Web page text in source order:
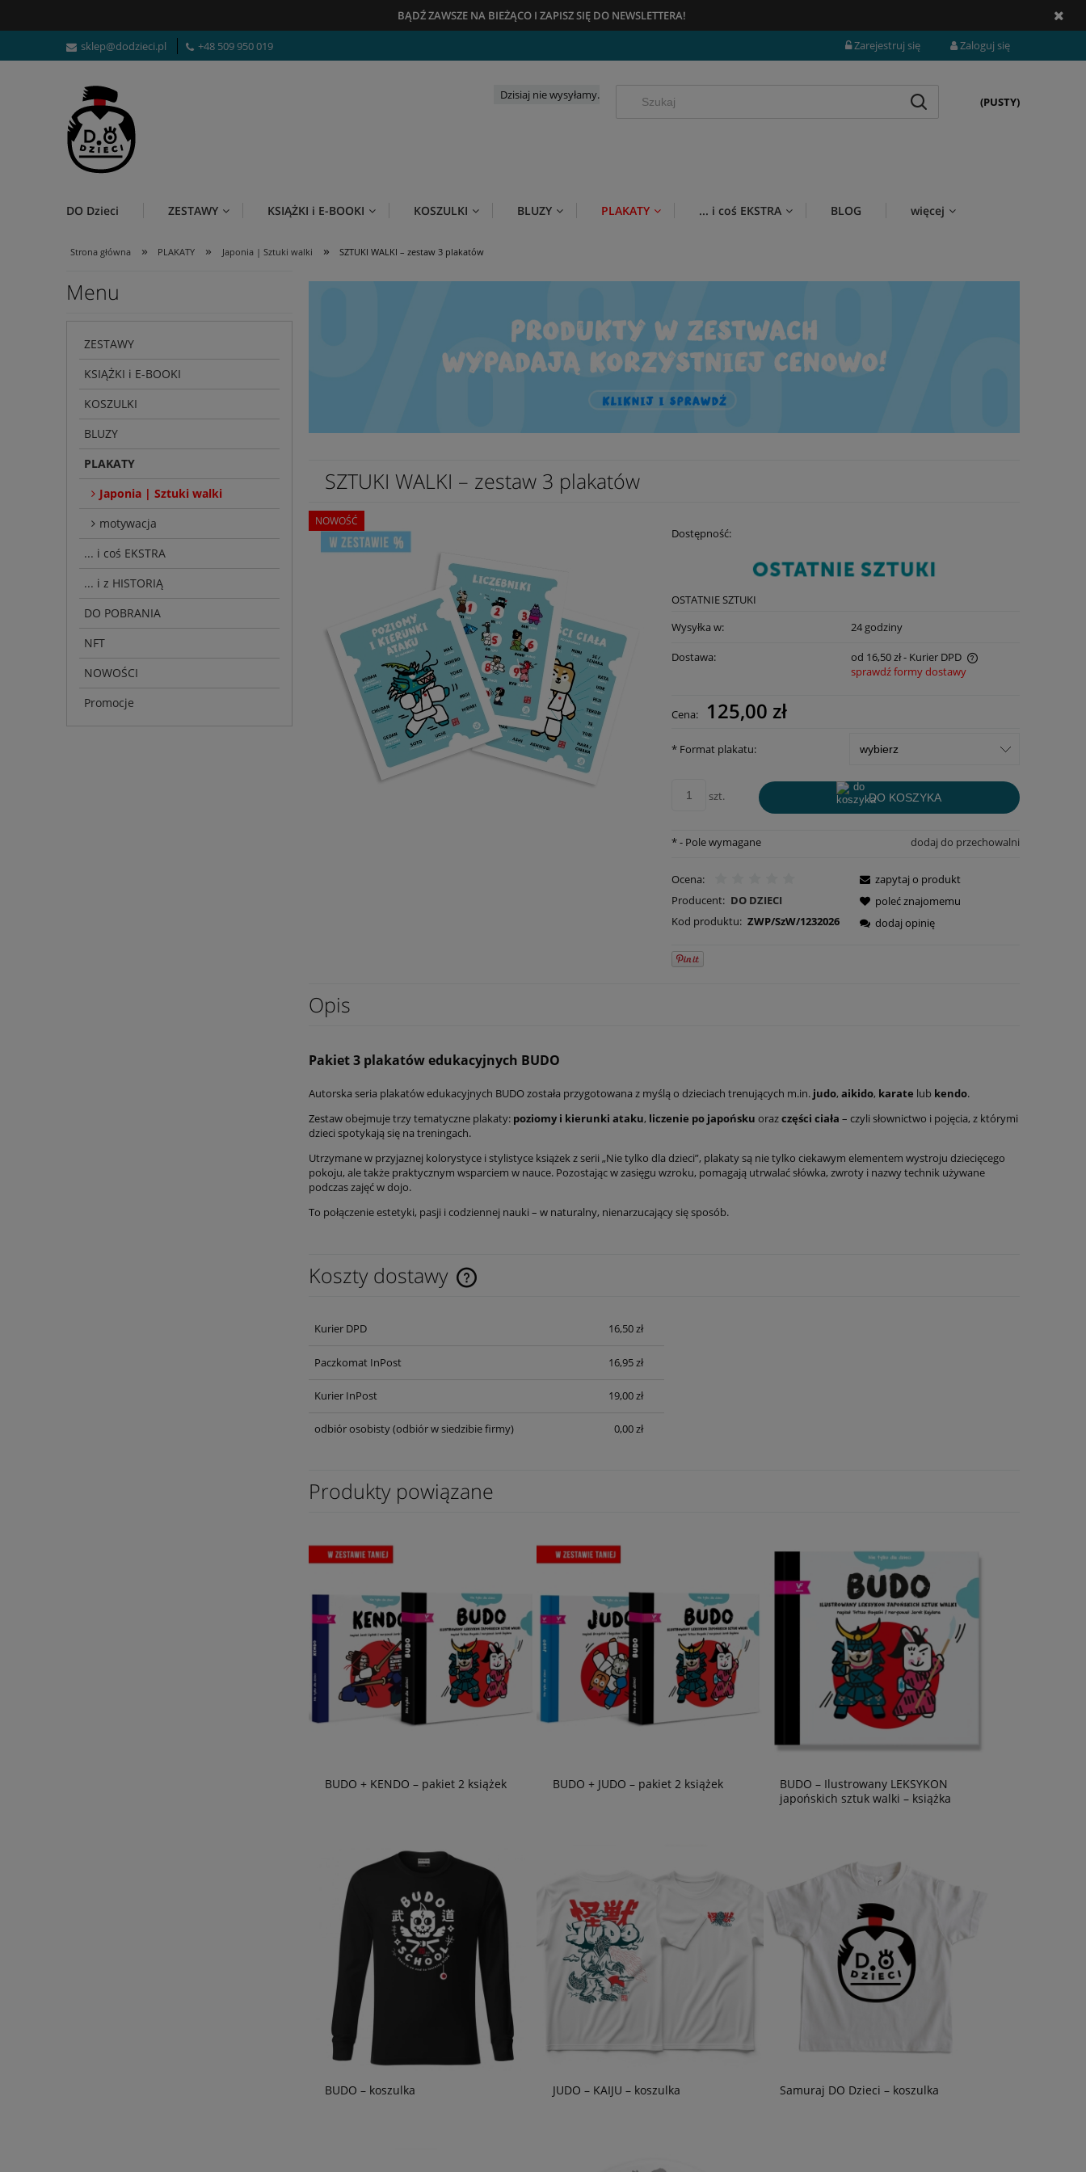
BĄDŹ ZAWSZE NA BIEŻĄCO I ZAPISZ SIĘ DO NEWSLETTERA!
sklep@dodzieci.pl +48 509 950 019 Zarejestruj się Zaloguj się
(PUSTY)
Dzisiaj nie wysyłamy.
DO Dzieci ZESTAWY KSIĄŻKI i E-BOOKI KOSZULKI BLUZY PLAKATY ... i coś EKSTRA BLOG więcej
Strona główna » PLAKATY » Japonia | Sztuki walki » SZTUKI WALKI – zestaw 3 plakatów
Menu
ZESTAWY
KSIĄŻKI i E-BOOKI
KOSZULKI
BLUZY
PLAKATY
Japonia | Sztuki walki
motywacja
... i coś EKSTRA
... i z HISTORIĄ
DO POBRANIA
NFT
NOWOŚCI
Promocje
SZTUKI WALKI – zestaw 3 plakatów
NOWOŚĆ
Dostępność:
OSTATNIE SZTUKI
Wysyłka w:
24 godziny
Dostawa: od 16,50 zł- Kurier DPD
płatności
sprawdź formy dostawy
Cena: 125,00 zł
* Format plakatu:
szt. DO KOSZYKA
dodaj do przechowalni
*- Pole wymagane
Ocena:
Producent: DO DZIECI
Kod produktu: ZWP/SzW/1232026
zapytaj o produkt
poleć znajomemu
dodaj opinię
Opis
Pakiet 3 plakatów edukacyjnych BUDO
Autorska seria plakatów edukacyjnych BUDO została przygotowana z myślą o dzieciach trenujących m.in. judo, aikido, karate lub kendo.
Zestaw obejmuje trzy tematyczne plakaty: poziomy i kierunki ataku, liczenie po japońsku orazczęści ciała – czyli słownictwo i pojęcia, z którymi
dzieci spotykają się na treningach.
Utrzymane w przyjaznej kolorystyce i stylistyce książek z serii „Nie tylko dla dzieci”, plakaty są nie tylko ciekawym elementem wystroju dziecięcego
pokoju, ale także praktycznym wsparciem w nauce. Pozostając w zasięgu wzroku, pomagają utrwalać słówka, zwroty i nazwy technik używane
podczas zajęć w dojo.
To połączenie estetyki, pasji i codziennej nauki – w naturalny, nienarzucający się sposób.
Koszty dostawy
Kurier DPD 16,50 zł
Paczkomat InPost 16,95 zł
Kurier InPost 19,00 zł
odbiór osobisty(odbiór w siedzibie firmy) 0,00 zł
Produkty powiązane
BUDO + KENDO – pakiet 2 książek BUDO + JUDO – pakiet 2 książek
BUDO – Ilustrowany LEKSYKON
japońskich sztuk walki – książka
BUDO – koszulka JUDO – KAIJU – koszulka Samuraj DO Dzieci – koszulka